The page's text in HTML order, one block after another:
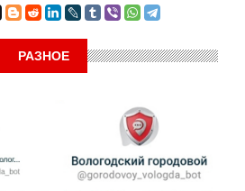
РАЗНОЕ